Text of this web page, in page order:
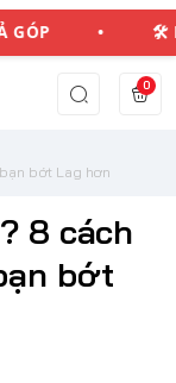
GÓP • 🛠️
0
bớt Lag hơn
8 cách
bớt